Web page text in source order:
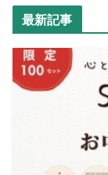
最新記事